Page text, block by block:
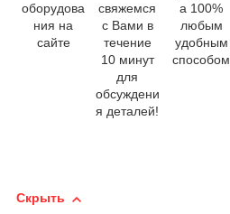
оборудова
ния на
сайте
свяжемся
с Вами в
течение
10 минут
для
обсуждени
я деталей!
а 100%
любым
удобным
способом
Скрыть